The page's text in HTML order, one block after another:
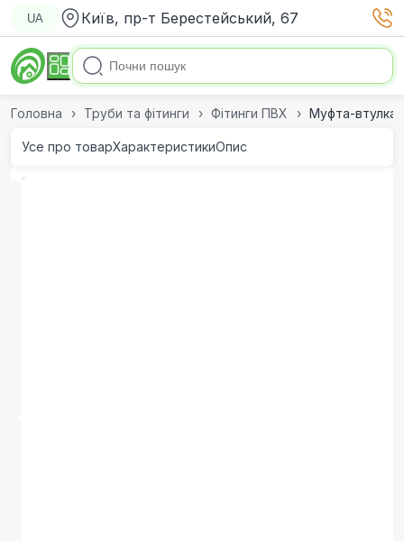
UA Київ, пр-т Берестейський, 67
Головна Труби та фітинги Фітинги ПВХ Муфта-втулка
Усе про товарХарактеристикиОпис